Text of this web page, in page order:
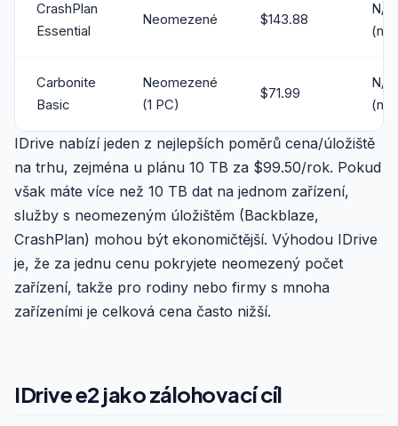
CrashPlan
Essential
Neomezené $143.88
N/A
Carbonite
Basic
Neomezené
(1 PC)
$71.99
N/A
IDrive nabízí jeden z nejlepších poměrů cena/úložiště
na trhu, zejména u plánu 10 TB za $99.50/rok. Pokud
však máte více než 10 TB dat na jednom zařízení,
služby s neomezeným úložištěm (Backblaze,
CrashPlan) mohou být ekonomičtější. Výhodou IDrive
je, že za jednu cenu pokryjete neomezený počet
zařízení, takže pro rodiny nebo firmy s mnoha
zařízeními je celková cena často nižší.
IDrive e2 jako zálohovací cíl